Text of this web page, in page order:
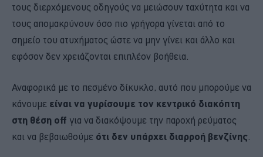
τους διερχόμενους οδηγούς να μειώσουν ταχύτητα και να
τους απομακρύνουν όσο πιο γρήγορα γίνεται από το
σημείο του ατυχήματος ώστε να μην γίνει και άλλο και
εφόσον δεν χρειάζονται επιπλέον βοήθεια.
Αναφορικά με το πεσμένο δίκυκλο, αυτό που μπορούμε να
κάνουμε είναι να γυρίσουμε τον κεντρικό διακόπτη
στη θέση off για να διακόψουμε την παροχή ρεύματος
και να βεβαιωθούμε ότι δεν υπάρχει διαρροή βενζίνης